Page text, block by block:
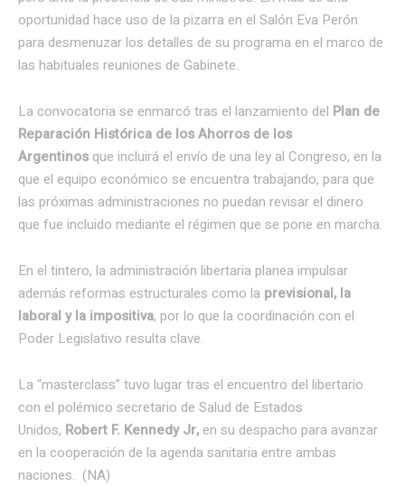
oportunidad hace uso de la pizarra en el Salón Eva Perón
para desmenuzar los detalles de su programa en el marco de
las habituales reuniones de Gabinete.
La convocatoria se enmarcó tras el lanzamiento del Plan de
Reparación Histórica de los Ahorros de los
Argentinos que incluirá el envío de una ley al Congreso, en la
que el equipo económico se encuentra trabajando, para que
las próximas administraciones no puedan revisar el dinero
que fue incluido mediante el régimen que se pone en marcha.
En el tintero, la administración libertaria planea impulsar
además reformas estructurales como la previsional, la
laboral y la impositiva, por lo que la coordinación con el
Poder Legislativo resulta clave.
La “masterclass” tuvo lugar tras el encuentro del libertario
con el polémico secretario de Salud de Estados
Unidos, Robert F. Kennedy Jr, en su despacho para avanzar
en la cooperación de la agenda sanitaria entre ambas
naciones. (NA)